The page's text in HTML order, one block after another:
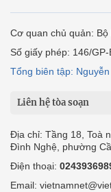
Cơ quan chủ quản:
Số giấy phép: 146/
Tổng biên tập:
Liên hệ tòa soạn
Địa chỉ: Tầng 18, Toà
Đình Nghệ, phường
Điện thoại:
Email: